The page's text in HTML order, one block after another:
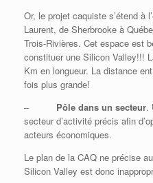
Or, le projet caquiste s’étend à
Laurent, de Sherbrooke à
Trois-Rivières. Cet espace est
constituer une Silicon Valley!!!
Km en longueur. La distance
fois plus grande!
– Pôle dans un secteur.
secteur d’activité précis afin
acteurs économiques.
Le plan de la CAQ ne précise
Silicon Valley est donc